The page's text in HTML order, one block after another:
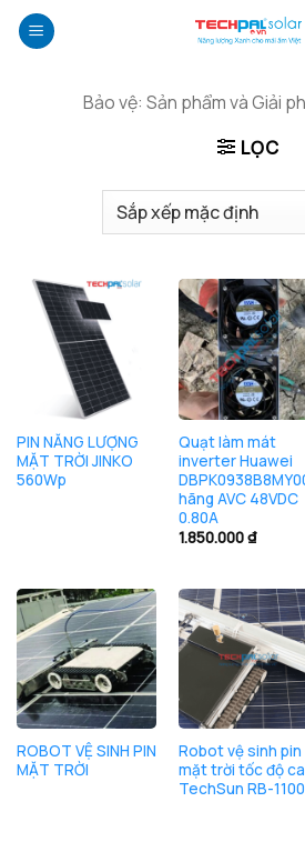
qua
Bảo vệ: Sản phẩm và Giải
LỌC
PIN NĂNG LƯỢNG
MẶT TRỜI JINKO
560Wp
Quạt làm mát
inverter Huawei
hãng AVC 48VDC
0.80A
1.850.000₫
ROBOT VỆ SINH PIN
MẶT TRỜI
Robot vệ sinh pin
mặt trời tốc độ
TechSun RB-1100